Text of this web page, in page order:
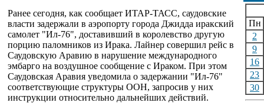
Ранее сегодня, как сообщает ИТАР-ТАСС, саудовские
власти задержали в аэропорту города Джидда иракский
самолет "Ил-76", доставивший в королевство другую
порцию паломников из Ирака. Лайнер совершил рейс в
Саудовскую Аравию в нарушение международного
эмбарго на воздушное сообщение с Ираком. При этом
Саудовская Аравия уведомила о задержании "Ил-76"
соответствующие структуры ООН, запросив у них
инструкции относительно дальнейших действий.
Пн
2
9
16
23
30